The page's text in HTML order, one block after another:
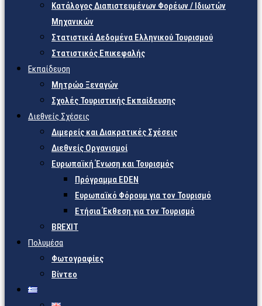
Κατάλογος Διαπιστευμένων Φορέων / Ιδιωτών
Μηχανικών
Στατιστικά Δεδομένα Ελληνικού Τουρισμού
Στατιστικός Επικεφαλής
Εκπαίδευση
Μητρώο Ξεναγών
Σχολές Τουριστικής Εκπαίδευσης
Διεθνείς Σχέσεις
Διμερείς και Διακρατικές Σχέσεις
Διεθνείς Οργανισμοί
Ευρωπαϊκή Ένωση και Τουρισμός
Πρόγραμμα EDEN
Ευρωπαϊκό Φόρουμ για τον Τουρισμό
Ετήσια Έκθεση για τον Τουρισμό
BREXIT
Πολυμέσα
Φωτογραφίες
Βίντεο